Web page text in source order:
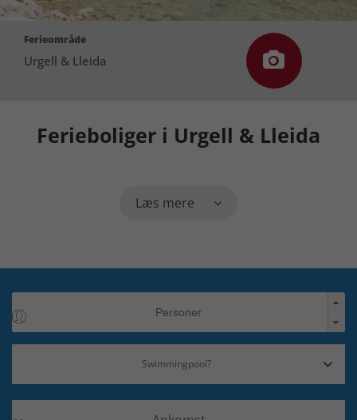
Ferieområde
Urgell & Lleida
Ferieboliger i Urgell & Lleida
Læs mere 